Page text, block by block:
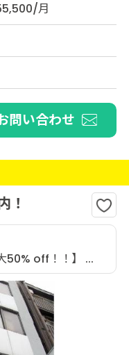
月
問い合わせ
！
50% off！！】 ...